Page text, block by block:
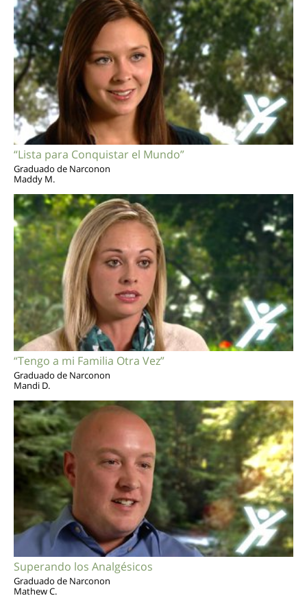
“Lista para Conquistar el Mundo”
Graduado de Narconon
Maddy M.
“Tengo a mi Familia Otra Vez”
Graduado de Narconon
Mandi D.
Superando los Analgésicos
Graduado de Narconon
Mathew C.